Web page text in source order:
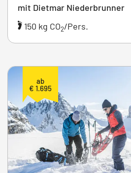
mit Dietmar Niederbrunner
150 kg CO2/Pers.
ab
€ 1.695